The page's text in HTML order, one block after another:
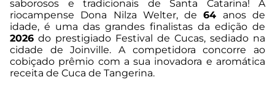
saborosos e tradicionais de Santa Catarina! A
riocampense Dona Nilza Welter, de64 anos de
idade, é uma das grandes finalistas da edição de
2026 do prestigiado Festival de Cucas, sediado na
cidade de Joinville. A competidora concorre ao
cobiçado prêmio com a sua inovadora e aromática
receita de Cuca de Tangerina.